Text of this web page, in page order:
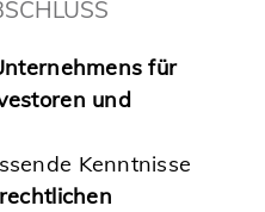
für
und
Kenntnisse